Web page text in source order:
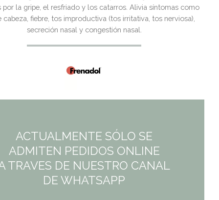
por la gripe, el resfriado y los catarros. Alivia síntomas como
fiebre, tos improductiva (tos irritativa, tos nerviosa),
secreción nasal y congestión nasal.
ACTUALMENTE SÓLO SE
ADMITEN PEDIDOS ONLINE
TRAVES DE NUESTRO CANAL
DE WHATSAPP